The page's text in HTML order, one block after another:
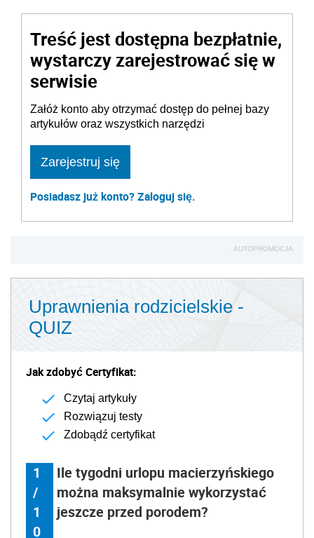
Treść jest dostępna bezpłatnie,
wystarczy zarejestrować się w
serwisie
Załóż konto aby otrzymać dostęp do pełnej bazy
artykułów oraz wszystkich narzędzi
Zarejestruj się
Posiadasz już konto? Zaloguj się.
AUTOPROMOCJA
Uprawnienia rodzicielskie -
QUIZ
Jak zdobyć Certyfikat:
Czytaj artykuły
Rozwiązuj testy
Zdobądź certyfikat
1
/
1
0
Ile tygodni urlopu macierzyńskiego
można maksymalnie wykorzystać
jeszcze przed porodem?